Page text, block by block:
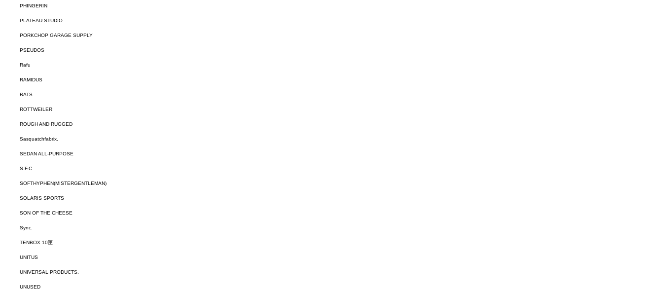
PHINGERIN
PLATEAU STUDIO
PORKCHOP GARAGE SUPPLY
PSEUDOS
Rafu
RAMIDUS
RATS
ROTTWEILER
ROUGH AND RUGGED
Sasquatchfabrix.
SEDAN ALL-PURPOSE
S.F.C
SOFTHYPHEN(MISTERGENTLEMAN)
SOLARIS SPORTS
SON OF THE CHEESE
Sync.
TENBOX 10匣
UNITUS
UNIVERSAL PRODUCTS.
UNUSED